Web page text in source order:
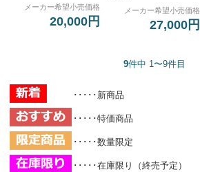
メーカー希望小売価格
20,000円
メーカー希望小売価格
27,000円
9件中 1〜9件目
･････新商品
･････特価商品
･････数量限定
･････在庫限り（終売予定）